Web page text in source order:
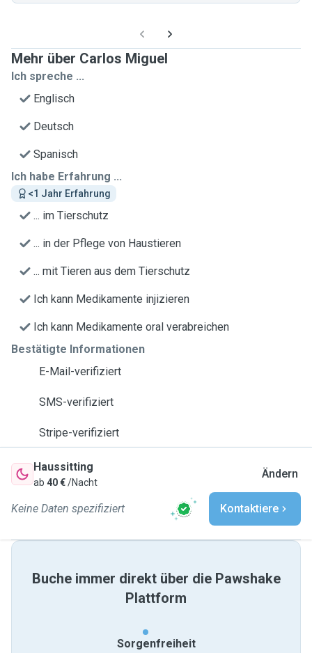
Mehr über Carlos Miguel
Ich spreche ...
Englisch
Deutsch
Spanisch
Ich habe Erfahrung ...
<1 Jahr Erfahrung
... im Tierschutz
... in der Pflege von Haustieren
... mit Tieren aus dem Tierschutz
Ich kann Medikamente injizieren
Ich kann Medikamente oral verabreichen
Bestätigte Informationen
E-Mail-verifiziert
SMS-verifiziert
Stripe-verifiziert
Haussitting
ab 40 €/Nacht
Ändern
Keine Daten spezifiziert Kontaktiere
Buche immer direkt über die Pawshake
Plattform
Sorgenfreiheit